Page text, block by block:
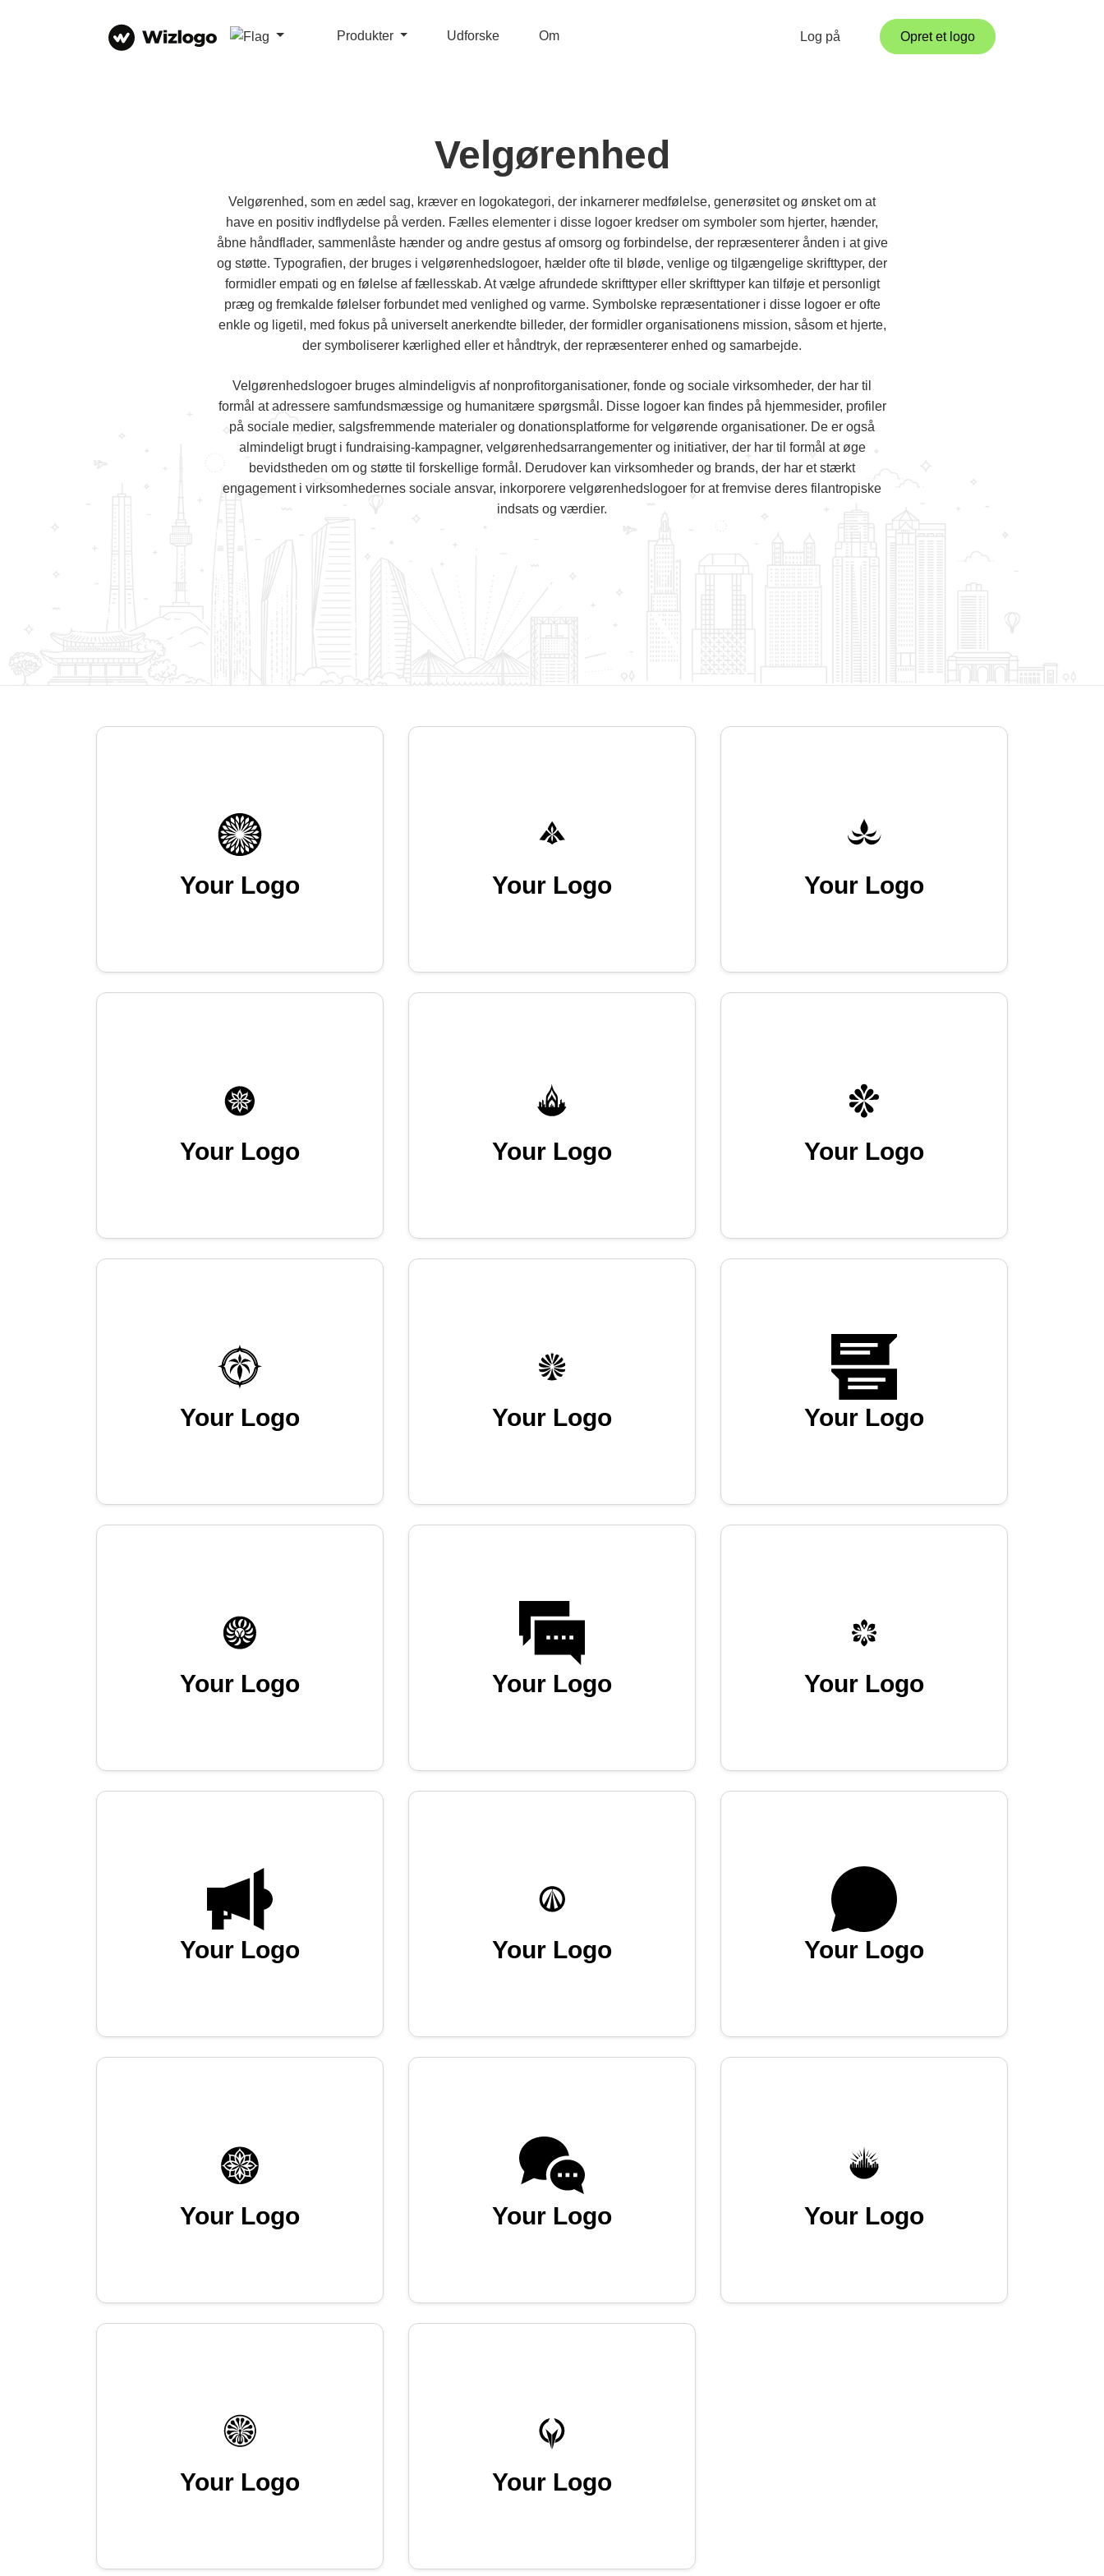
Produkter Udforske Om Log på Opret et logo
Velgørenhed
Velgørenhed, som en ædel sag, kræver en logokategori, der inkarnerer medfølelse, generøsitet og ønsket om at
have en positiv indflydelse på verden. Fælles elementer i disse logoer kredser om symboler som hjerter, hænder,
åbne håndflader, sammenlåste hænder og andre gestus af omsorg og forbindelse, der repræsenterer ånden i at give
og støtte. Typografien, der bruges i velgørenhedslogoer, hælder ofte til bløde, venlige og tilgængelige skrifttyper, der
formidler empati og en følelse af fællesskab. At vælge afrundede skrifttyper eller skrifttyper kan tilføje et personligt
præg og fremkalde følelser forbundet med venlighed og varme. Symbolske repræsentationer i disse logoer er ofte
enkle og ligetil, med fokus på universelt anerkendte billeder, der formidler organisationens mission, såsom et hjerte,
der symboliserer kærlighed eller et håndtryk, der repræsenterer enhed og samarbejde.
Velgørenhedslogoer bruges almindeligvis af nonprofitorganisationer, fonde og sociale virksomheder, der har til
formål at adressere samfundsmæssige og humanitære spørgsmål. Disse logoer kan findes på hjemmesider, profiler
på sociale medier, salgsfremmende materialer og donationsplatforme for velgørende organisationer. De er også
almindeligt brugt i fundraising-kampagner, velgørenhedsarrangementer og initiativer, der har til formål at øge
bevidstheden om og støtte til forskellige formål. Derudover kan virksomheder og brands, der har et stærkt
engagement i virksomhedernes sociale ansvar, inkorporere velgørenhedslogoer for at fremvise deres filantropiske
indsats og værdier.
Your Logo Your Logo Your Logo
Your Logo Your Logo Your Logo
Your Logo Your Logo Your Logo
Your Logo Your Logo Your Logo
Your Logo Your Logo Your Logo
Your Logo Your Logo Your Logo
Your Logo Your Logo